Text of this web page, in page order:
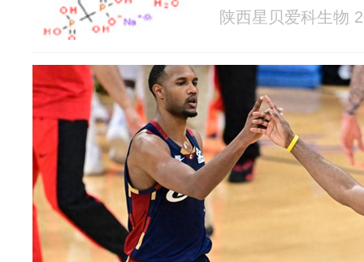
陕西星贝爱科生物